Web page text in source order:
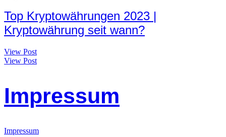
Top Kryptowährungen 2023 |
Kryptowährung seit wann?
View Post
View Post
Impressum
Impressum